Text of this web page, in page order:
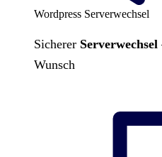
Wordpress Serverwechsel
Sicherer Serverwechsel
Wunsch